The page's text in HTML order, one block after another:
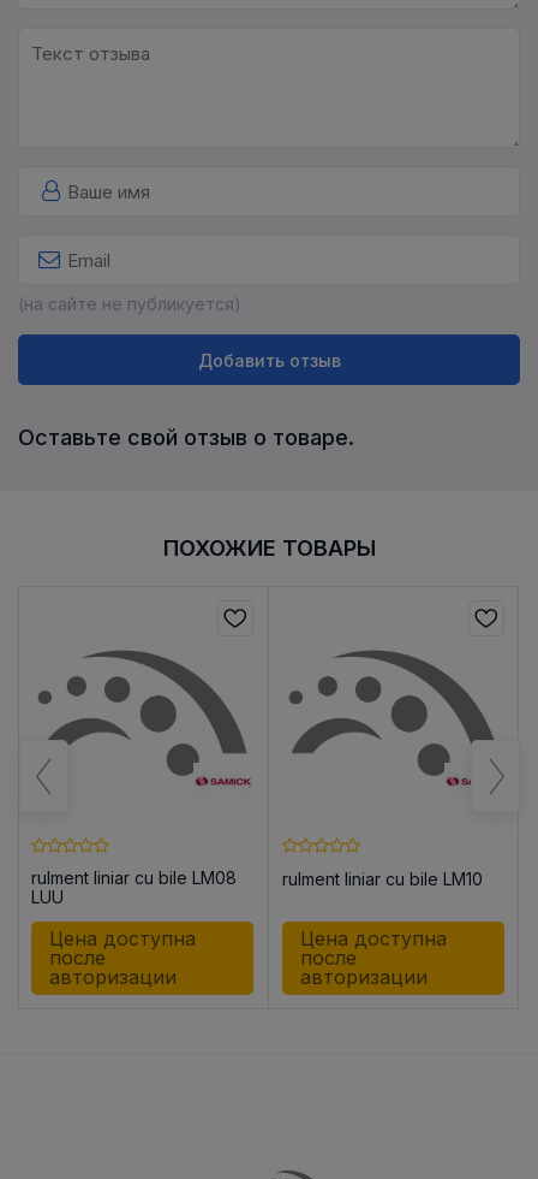
(на сайте не публикуется)
Добавить отзыв
Оставьте свой отзыв о товаре.
ПОХОЖИЕ ТОВАРЫ
rulment liniar cu bile LM08
LUU
Цена доступна
после
авторизации
rulment liniar cu bile LM10
Цена доступна
после
авторизации